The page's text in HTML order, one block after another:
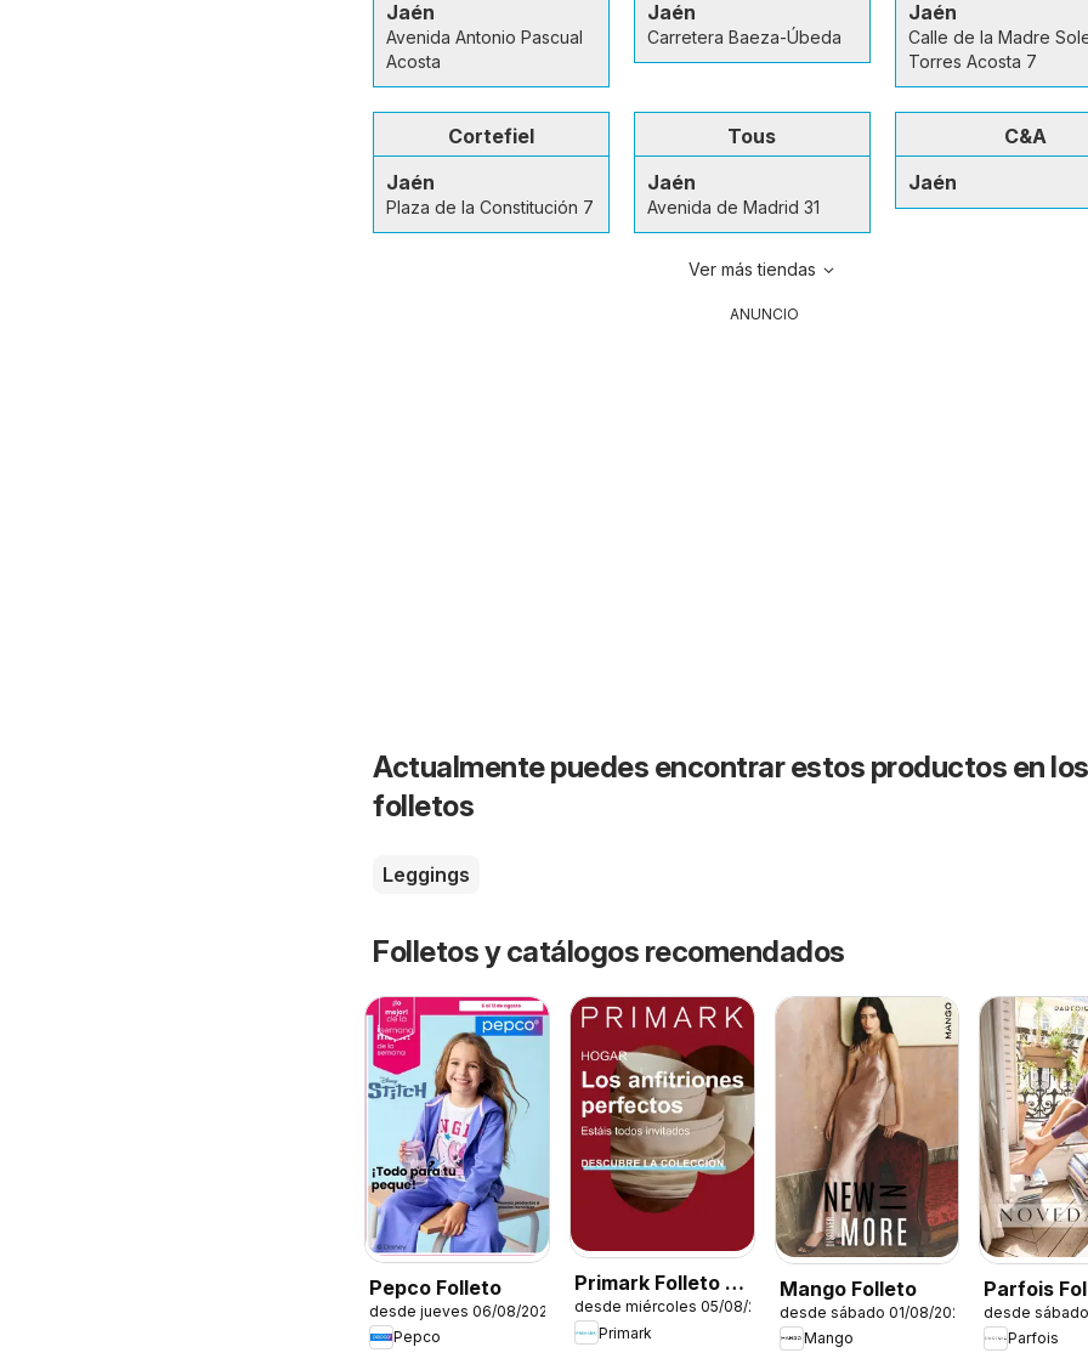
Jaén
Avenida Antonio Pascual
Acosta
Jaén
Carretera Baeza-Úbeda
Jaén
Calle de la Madre
Torres Acosta 7
Cortefiel
Jaén
Plaza de la Constitución 7
Tous
Jaén
Avenida de Madrid 31
C&A
Jaén
Ver más tiendas
ANUNCIO
Actualmente puedes encontrar estos productos en los
folletos
Leggings
Folletos y catálogos recomendados
Pepco Folleto
desde jueves 06/08/2026
Pepco
Primark Folleto -
Hogar
desde miércoles 05/08/2026
Primark
Mango Folleto
desde sábado 01/08/2026
Mango
Parfois
desde
Parfois